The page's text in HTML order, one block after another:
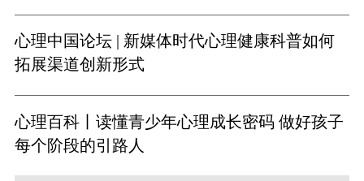
心理中国论坛 | 新媒体时代心理健康科普如何
拓展渠道创新形式
心理百科丨读懂青少年心理成长密码 做好孩子
每个阶段的引路人